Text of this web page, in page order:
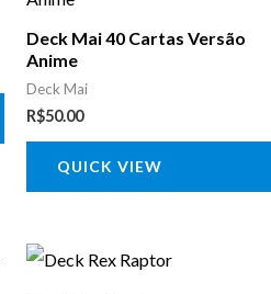
Deck Mai 40 Cartas Versão
Anime
Deck Mai
R$50.00
QUICK VIEW
O
preço
O
preço